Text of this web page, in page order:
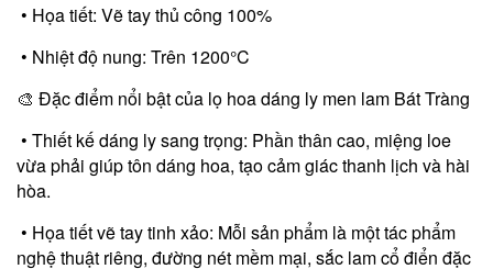
• Họa tiết: Vẽ tay thủ công 100%
• Nhiệt độ nung: Trên 1200°C
🎨 Đặc điểm nổi bật của lọ hoa dáng ly men lam Bát Tràng
• Thiết kế dáng ly sang trọng: Phần thân cao, miệng loe
vừa phải giúp tôn dáng hoa, tạo cảm giác thanh lịch và hài
hòa.
• Họa tiết vẽ tay tinh xảo: Mỗi sản phẩm là một tác phẩm
nghệ thuật riêng, đường nét mềm mại, sắc lam cổ điển đặc